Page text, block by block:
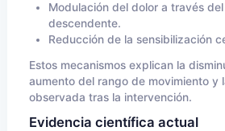
Modulación del dolor a través
descendente.
Reducción de la sensibilización
Estos mecanismos explican la
aumento del rango de movimiento y
observada tras la intervención.
Evidencia científica actual